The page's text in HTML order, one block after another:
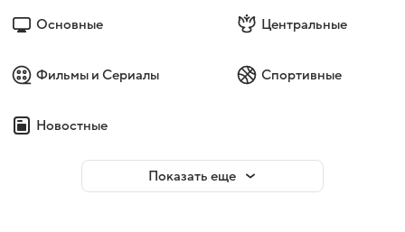
Основные Центральные
Фильмы и Сериалы Спортивные
Новостные
Показать еще